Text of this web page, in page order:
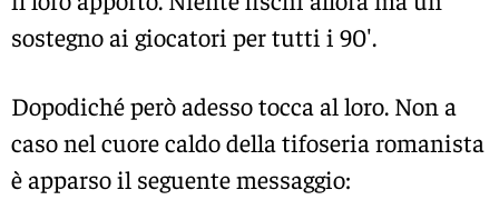
sostegno ai giocatori per tutti i 90′.
Dopodiché però adesso tocca al loro. Non a
caso nel cuore caldo della tifoseria romanista
è apparso il seguente messaggio: